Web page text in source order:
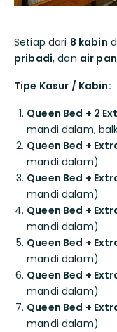
Setiap dari 8 kabin
pribadi, dan air
Tipe Kasur / Kabin:
Queen Bed + 2
mandi dalam,
Queen Bed +
mandi dalam)
Queen Bed +
mandi dalam)
Queen Bed +
mandi dalam)
Queen Bed +
mandi dalam)
Queen Bed +
mandi dalam)
Queen Bed +
mandi dalam)